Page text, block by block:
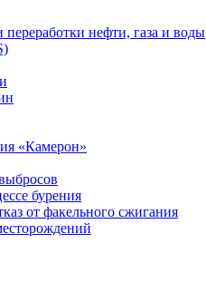
нефти, газа и воды
«Камерон»
бурения
от факельного сжигания